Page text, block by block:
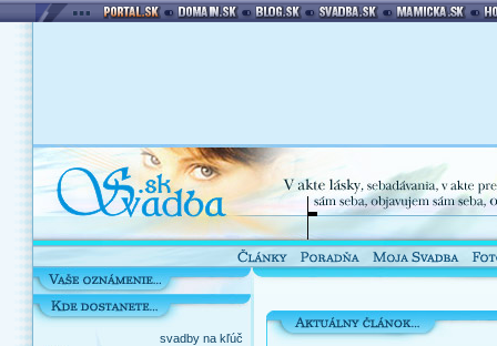
svadby na kľúč